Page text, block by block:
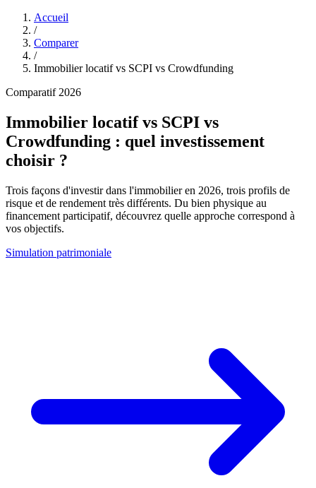
Accueil
/
Comparer
/
Immobilier locatif vs SCPI vs Crowdfunding
Comparatif 2026
Immobilier locatifvs SCPI vs
Crowdfunding : quel investissement
choisir ?
Trois façons d'investir dans l'immobilier en 2026, trois profils de
risque et de rendement très différents. Du bien physique au
financement participatif, découvrez quelle approche correspond à
vos objectifs.
Simulation patrimoniale